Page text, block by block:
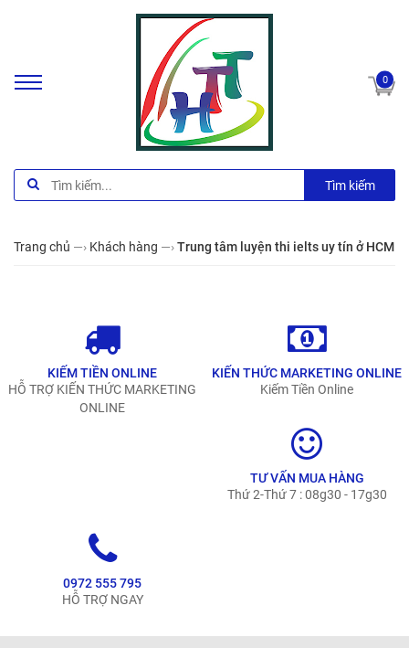
0
Tìm kiếm
Trang chủ —› Khách hàng —›Trung tâm luyện thi ielts uy tín ở HCM
KIẾM TIỀN ONLINE
HỖ TRỢ KIẾN THỨC MARKETING
ONLINE
KIẾN THỨC MARKETING ONLINE
Kiếm Tiền Online
TƯ VẤN MUA HÀNG
Thứ 2-Thứ 7 : 08g30 - 17g30
0972 555 795
HỖ TRỢ NGAY